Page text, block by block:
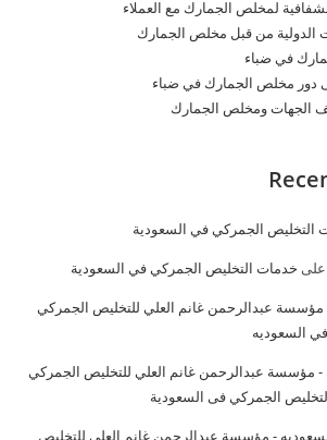
لمخلص الجمارك مع العملاء
الدولية من قبل مخلص الجمارك
في ضباء
دور مخلص الجمارك في ضباء
الجهات ومخلص الجمارك
التخليص الجمركي في السعودية
على خدمات التخليص الجمركي في السعودية
عبدالرحمن غانم العلي للتخليص الجمركي
السعوديه
- مؤسسة عبدالرحمن غانم العلي للتخليص الجمركي
الجمركي فى السعودية
- مؤسسة عبدالرحمن غانم العلي للتخليص